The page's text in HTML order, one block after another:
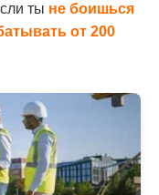
ты не боишься
от 200